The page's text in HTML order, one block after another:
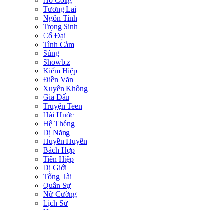
Tương Lai
Ngôn Tình
Trọng Sinh
Cổ Đại
Tình Cảm
Sủng
Showbiz
Kiếm Hiệp
Điền Văn
Xuyên Không
Gia Đấu
Truyện Teen
Hài Hước
Hệ Thống
Dị Năng
Huyền Huyễn
Bách Hợp
Tiên Hiệp
Dị Giới
Tổng Tài
Quân Sự
Nữ Cường
Lịch Sử